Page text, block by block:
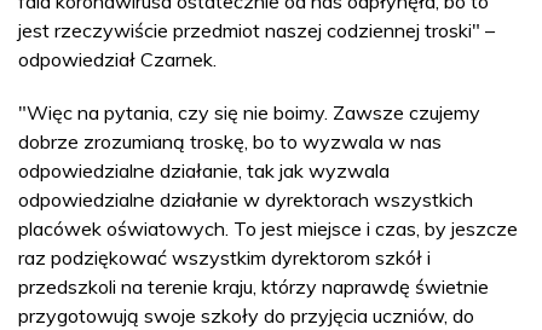
jest rzeczywiście przedmiot naszej codziennej troski" –
odpowiedział Czarnek.
"Więc na pytania, czy się nie boimy. Zawsze czujemy
dobrze zrozumianą troskę, bo to wyzwala w nas
odpowiedzialne działanie, tak jak wyzwala
odpowiedzialne działanie w dyrektorach wszystkich
placówek oświatowych. To jest miejsce i czas, by jeszcze
raz podziękować wszystkim dyrektorom szkół i
przedszkoli na terenie kraju, którzy naprawdę świetnie
przygotowują swoje szkoły do przyjęcia uczniów, do